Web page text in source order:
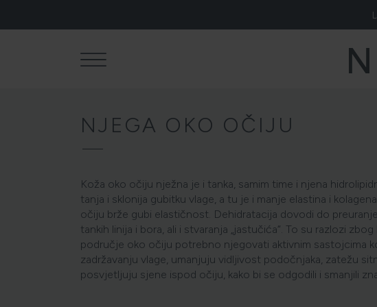
Koje su
ZLATNI
MORE,
NJEGA TIJELA NAKON
NJEGA OKO OČIJU
Koža oko očiju nježna je i tanka, samim time i njena
tanja i sklonija gubitku vlage, a tu je i manje elastina i
očiju brže gubi elastičnost. Dehidratacija dovodi do
tankih linija i bora, ali i stvaranja „jastučića“. To su razlozi
područje oko očiju potrebno njegovati aktivnim sastojcima
zadržavanju vlage, umanjuju vidljivost podočnjaka, zatežu
posvjetljuju sjene ispod očiju, kako bi se odgodili i smanjili